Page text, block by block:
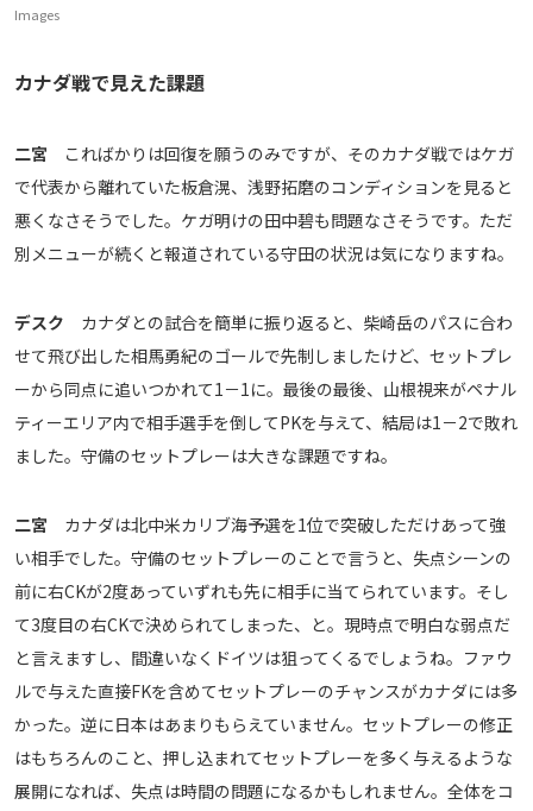
Images
カナダ戦で見えた課題
二宮 こればかりは回復を願うのみですが、そのカナダ戦ではケガ
で代表から離れていた板倉滉、浅野拓磨のコンディションを見ると
悪くなさそうでした。ケガ明けの田中碧も問題なさそうです。ただ
別メニューが続くと報道されている守田の状況は気になりますね。
デスク カナダとの試合を簡単に振り返ると、柴崎岳のパスに合わ
せて飛び出した相馬勇紀のゴールで先制しましたけど、セットプレ
ーから同点に追いつかれて1－1に。最後の最後、山根視来がペナル
ティーエリア内で相手選手を倒してPKを与えて、結局は1－2で敗れ
ました。守備のセットプレーは大きな課題ですね。
二宮 カナダは北中米カリブ海予選を1位で突破しただけあって強
い相手でした。守備のセットプレーのことで言うと、失点シーンの
前に右CKが2度あっていずれも先に相手に当てられています。そし
て3度目の右CKで決められてしまった、と。現時点で明白な弱点だ
と言えますし、間違いなくドイツは狙ってくるでしょうね。ファウ
ルで与えた直接FKを含めてセットプレーのチャンスがカナダには多
かった。逆に日本はあまりもらえていません。セットプレーの修正
はもちろんのこと、押し込まれてセットプレーを多く与えるような
展開になれば、失点は時間の問題になるかもしれません。全体をコ